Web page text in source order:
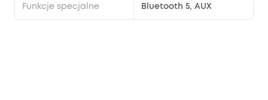
Funkcje specjalne Bluetooth 5, AUX